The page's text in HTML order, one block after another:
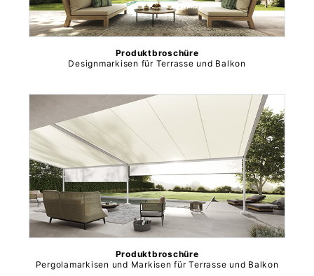
Produktbroschüre
Designmarkisen für Terrasse und Balkon
Produktbroschüre
Pergolamarkisen und Markisen für Terrasse und Balkon